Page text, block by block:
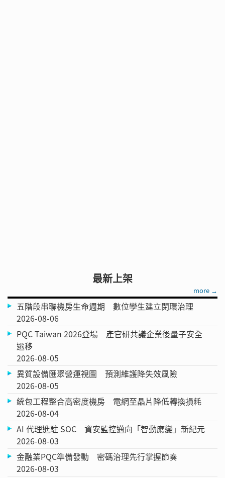
最新上架
more →
五階段串聯機房生命週期 數位孿生建立閉環治理
2026-08-06
PQC Taiwan 2026登場 產官研共議企業後量子安全
遷移
2026-08-05
異質設備匯聚營運視圖 預測維護降失效風險
2026-08-05
統包工程整合高密度機房 電網至晶片降低轉換損耗
2026-08-04
AI 代理進駐 SOC 資安監控邁向「智動應變」新紀元
2026-08-03
金融業PQC準備發動 密碼治理先行掌握節奏
2026-08-03